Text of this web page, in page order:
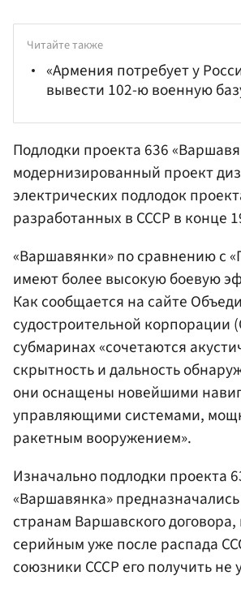
Читайте также
«Армения потребует у
вывести 102-ю военную
Подлодки проекта 636
модернизированный проект
электрических подлодок
разработанных в СССР в конце
«Варшавянки» по сравнению с
имеют более высокую боевую
Как сообщается на сайте
судостроительной корпорации
субмаринах «сочетаются
скрытность и дальность
они оснащены новейшими
управляющими системами,
ракетным вооружением».
Изначально подлодки проекта
«Варшавянка»
странам Варшавского договора,
серийным уже после распада
союзники СССР его получить не